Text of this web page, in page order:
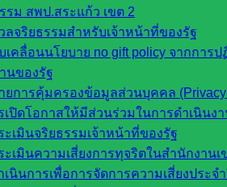
รม สพป.สระแก้ว เขต 2
ลจริยธรรมสำหรับเจ้าหน้าที่ของรัฐ
เคลื่อนนโยบาย no gift policy จากกา
นของรัฐ
ยการคุ้มครองข้อมูลส่วนบุคคล
เปิดโอกาสให้มีส่วนร่วมในการดำเนินง
ะเมินจริยธรรมเจ้าหน้าที่ของรัฐ
ะเมินความเสี่ยงการทุจริตในสำนักงา
เนินการเพื่อการจัดการความเสี่ยงประจ
งานในสำนักงาน
ยการ
รงานงานเงินและสินทรัพย์
ายและแผน
ริมการจัดการศึกษา
รงานบุคคล
ครูและบุคลากรฯ